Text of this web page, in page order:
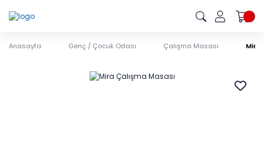
Anasayfa Genç / Çocuk Odası Çalışma Masası Mira